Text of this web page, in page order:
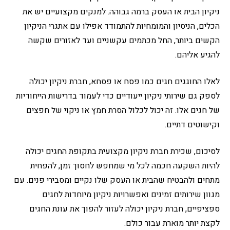
ניקיון הבית או העסק ברמה גבוהה. למנקים מקצועיים יש את
הכלים, הניסיון והמומחיות להתמודד אפילו עם אתגרי הניקיון
הקשים ביותר, החל מכתמים עקשניים ועד לאזורים שקשה
להגיע אליהם.
לאלו החוגגים חגים כמו פסח או פסחא, חברת ניקיון יכולה
לספק גם שירותי ניקיון ייעודיים כדי לעמוד בדרישות הייחודיות
של חגים אלו. זה יכול לכלול הסרת חמץ או ניקוי של חפצים
וקישוטים דתיים.
לסיכום, שכירת חברת ניקיון מקצועית בתקופת החגים יכולה
להיות השקעה חכמה לכל מי שמחפש לחסוך זמן, להפחית
מתחים ולהבטיח שהבית או העסק שלו נקיים ומסבירי פנים. עם
מגוון שירותים זמינים ואפשרויות ניקיון מיוחדות לחגים
ספציפיים, חברת ניקיון יכולה לעזור להפוך את עונת החגים
לקצת יותר מוארת עבור כולם.